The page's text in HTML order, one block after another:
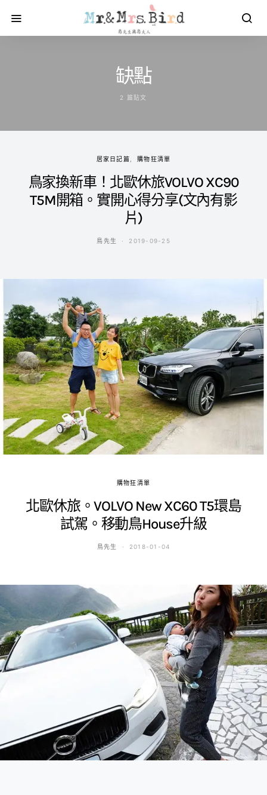
缺點
2 篇貼文
居家日記篇 購物狂清單
鳥家換新車！北歐休旅VOLVO XC90
T5M開箱。實開心得分享(文內有影
片)
鳥先生 2019-09-25
購物狂清單
北歐休旅。VOLVO New XC60 T5環島
試駕。移動鳥House升級
鳥先生 2018-01-04